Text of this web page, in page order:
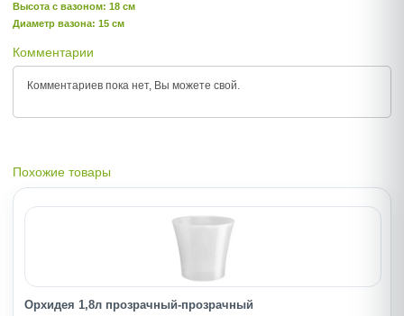
Высота c вазоном: 18 см
Диаметр вазона: 15 см
Комментарии
Комментариев пока нет, Вы можете свой.
Похожие товары
Орхидея 1,8л прозрачный-прозрачный